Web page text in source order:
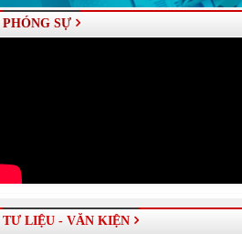
PHÓNG SỰ
TƯ LIỆU - VĂN KIỆN